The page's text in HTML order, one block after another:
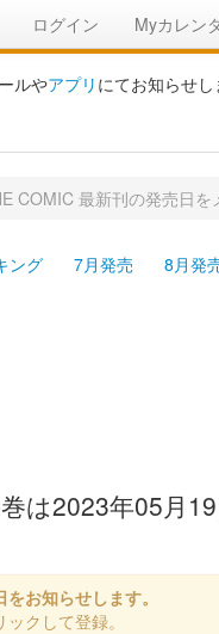
ログイン Myカレン
ルやアプリ にてお知らせし
COMIC 最新刊の発売日を
ング 7月発売 8月発
は2023年05月
お知らせします。
クして登録。